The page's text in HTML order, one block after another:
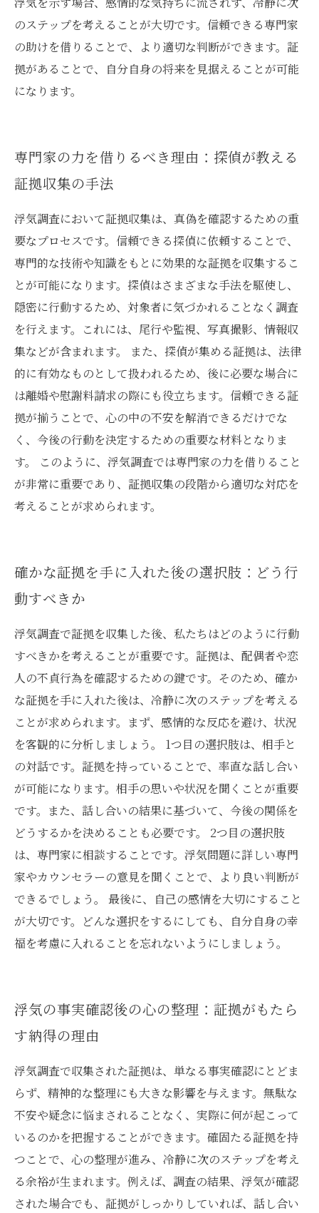
のステップを考えることが大切です。信頼できる専門家
の助けを借りることで、より適切な判断ができます。証
拠があることで、自分自身の将来を見据えることが可能
になります。
専門家の力を借りるべき理由：探偵が教える
証拠収集の手法
浮気調査において証拠収集は、真偽を確認するための重
要なプロセスです。信頼できる探偵に依頼することで、
専門的な技術や知識をもとに効果的な証拠を収集するこ
とが可能になります。探偵はさまざまな手法を駆使し、
隠密に行動するため、対象者に気づかれることなく調査
を行えます。これには、尾行や監視、写真撮影、情報収
集などが含まれます。 また、探偵が集める証拠は、法律
的に有効なものとして扱われるため、後に必要な場合に
は離婚や慰謝料請求の際にも役立ちます。信頼できる証
拠が揃うことで、心の中の不安を解消できるだけでな
く、今後の行動を決定するための重要な材料となりま
す。 このように、浮気調査では専門家の力を借りること
が非常に重要であり、証拠収集の段階から適切な対応を
考えることが求められます。
確かな証拠を手に入れた後の選択肢：どう行
動すべきか
浮気調査で証拠を収集した後、私たちはどのように行動
すべきかを考えることが重要です。証拠は、配偶者や恋
人の不貞行為を確認するための鍵です。そのため、確か
な証拠を手に入れた後は、冷静に次のステップを考える
ことが求められます。まず、感情的な反応を避け、状況
を客観的に分析しましょう。 1つ目の選択肢は、相手と
の対話です。証拠を持っていることで、率直な話し合い
が可能になります。相手の思いや状況を聞くことが重要
です。また、話し合いの結果に基づいて、今後の関係を
どうするかを決めることも必要です。 2つ目の選択肢
は、専門家に相談することです。浮気問題に詳しい専門
家やカウンセラーの意見を聞くことで、より良い判断が
できるでしょう。 最後に、自己の感情を大切にすること
が大切です。どんな選択をするにしても、自分自身の幸
福を考慮に入れることを忘れないようにしましょう。
浮気の事実確認後の心の整理：証拠がもたら
す納得の理由
浮気調査で収集された証拠は、単なる事実確認にとどま
らず、精神的な整理にも大きな影響を与えます。無駄な
不安や疑念に悩まされることなく、実際に何が起こって
いるのかを把握することができます。確固たる証拠を持
つことで、心の整理が進み、冷静に次のステップを考え
る余裕が生まれます。例えば、調査の結果、浮気が確認
された場合でも、証拠がしっかりしていれば、話し合い